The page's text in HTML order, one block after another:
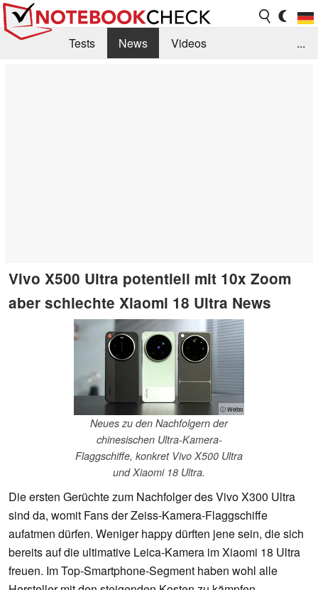
Tests News
Videos
...
Vivo X500 Ultra potentiell mit 10x Zoom
aber schlechte Xiaomi 18 Ultra News
ⓘ Weibo
Neues zu den Nachfolgern der
chinesischen Ultra-Kamera-
Flaggschiffe, konkret Vivo X500 Ultra
und Xiaomi 18 Ultra.
Die ersten Gerüchte zum Nachfolger des Vivo X300 Ultra
sind da, womit Fans der Zeiss-Kamera-Flaggschiffe
aufatmen dürfen. Weniger happy dürften jene sein, die sich
bereits auf die ultimative Leica-Kamera im Xiaomi 18 Ultra
freuen. Im Top-Smartphone-Segment haben wohl alle